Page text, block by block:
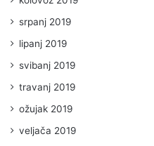
srpanj 2019
lipanj 2019
svibanj 2019
travanj 2019
ožujak 2019
veljača 2019